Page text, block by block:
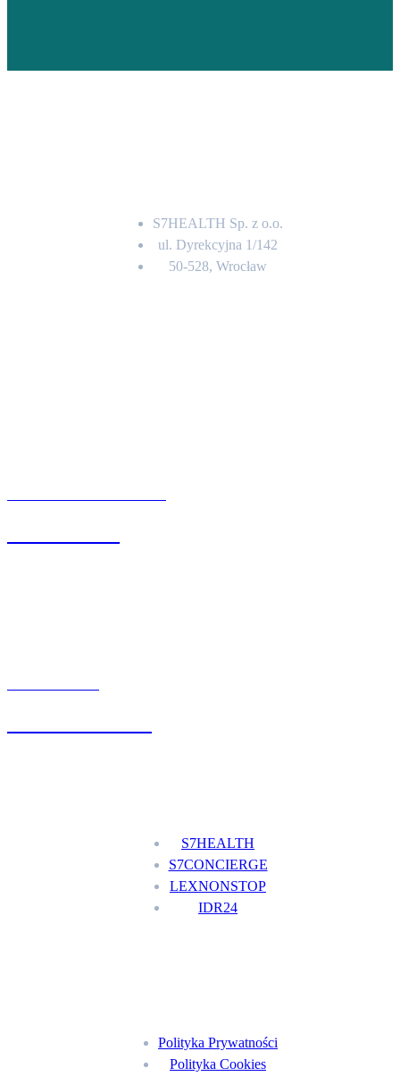
S7HEALTH Sp. z o.o.
ul. Dyrekcyjna 1/142
50-528, Wrocław
S7HEALTH
S7CONCIERGE
LEXNONSTOP
IDR24
Polityka Prywatności
Polityka Cookies